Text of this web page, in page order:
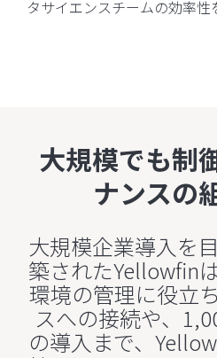
タサイエンスチームの効率性
大規模でも制
ナンスの
大規模企業導入を
築されたYellowfin
環境の管理に役立
スへの接続や、
の導入まで、